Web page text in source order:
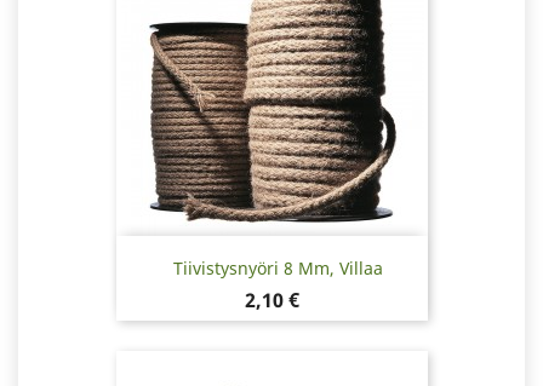
Tiivistysnyöri 8 Mm, Villaa
Hinta
2,10 €